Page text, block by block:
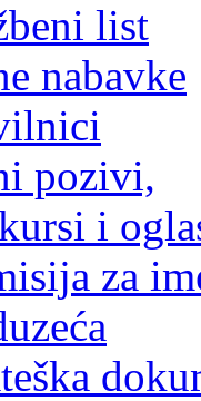
list
nabavke
pozivi,
i
za